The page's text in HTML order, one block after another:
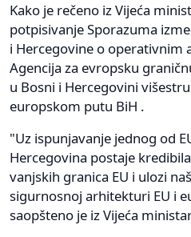
Kako je rečeno iz Vijeća
potpisivanje Sporazuma
i Hercegovine o operativnim
Agencija za evropsku
u Bosni i Hercegovini
europskom putu BiH .
"Uz ispunjavanje jednog od
Hercegovina postaje
vanjskih granica EU i ulozi
sigurnosnoj arhitekturi EU i
saopšteno je iz Vijeća